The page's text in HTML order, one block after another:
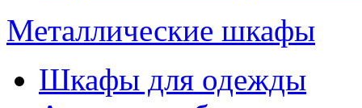
Металлические шкафы
Шкафы для одежды